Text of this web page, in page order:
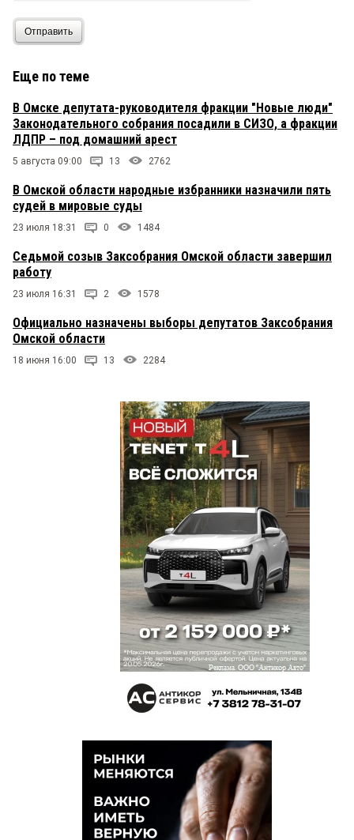
Отправить
Еще по теме
В Омске депутата-руководителя фракции "Новые люди"
Законодательного собрания посадили в СИЗО, а фракции
ЛДПР – под домашний арест
5 августа 09:00 13 2762
В Омской области народные избранники назначили пять
судей в мировые суды
23 июля 18:31 0 1484
Седьмой созыв Заксобрания Омской области завершил
работу
23 июля 16:31 2 1578
Официально назначены выборы депутатов Заксобрания
Омской области
18 июня 16:00 13 2284